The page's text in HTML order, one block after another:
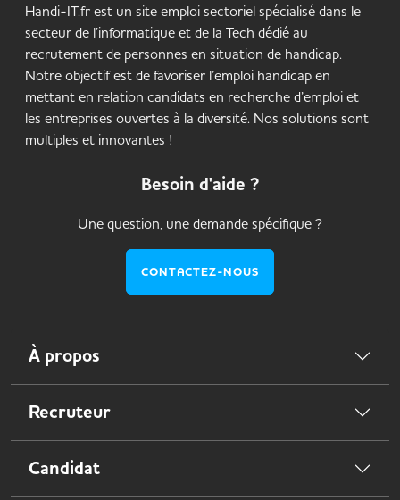
Handi-IT.fr est un site emploi sectoriel spécialisé dans le
secteur de l’informatique et de la Tech dédié au
recrutement de personnes en situation de handicap.
Notre objectif est de favoriser l’emploi handicap en
mettant en relation candidats en recherche d’emploi et
les entreprises ouvertes à la diversité. Nos solutions sont
multiples et innovantes !
Besoin d'aide ?
Une question, une demande spécifique ?
CONTACTEZ-NOUS
À propos
Recruteur
Candidat